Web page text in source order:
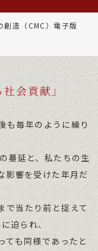
創造（CMC）電子版
会貢献」
も毎年のように繰り
蔓延と、私たちの生
影響を受けた年月だ
で当たり前と捉えて
迫られ、
ても同様であったと